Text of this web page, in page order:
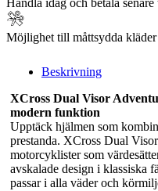
Handla idag och betala
Möjlighet till måttsydda
Beskrivning
XCross Dual Visor
modern funktion
Upptäck hjälmen som
prestanda. XCross Dual
motorcyklister som
avskalade design i klassiska
passar i alla väder och